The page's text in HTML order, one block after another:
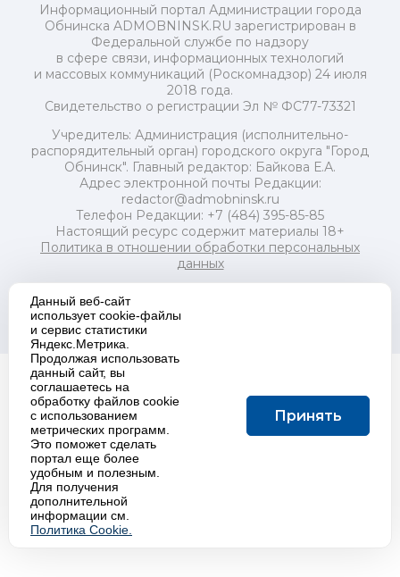
Информационный портал Администрации города
Обнинска ADMOBNINSK.RU зарегистрирован в
Федеральной службе по надзору
в сфере связи, информационных технологий
и массовых коммуникаций (Роскомнадзор) 24 июля
2018 года.
Свидетельство о регистрации Эл № ФС77-73321
Учредитель: Администрация (исполнительно-
распорядительный орган) городского округа "Город
Обнинск". Главный редактор: Байкова Е.А.
Адрес электронной почты Редакции:
redactor@admobninsk.ru
Телефон Редакции: +7 (484) 395-85-85
Настоящий ресурс содержит материалы 18+
Политика в отношении обработки персональных
данных
Создание сайта:
Данный веб-сайт
использует cookie-файлы
и сервис статистики
Яндекс.Метрика.
Продолжая использовать
данный сайт, вы
соглашаетесь на
обработку файлов cookie
с использованием
метрических программ.
Это поможет сделать
портал еще более
удобным и полезным.
Для получения
дополнительной
информации см.
Политика Cookie.
Принять